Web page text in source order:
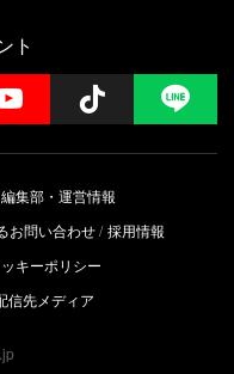
ト
YouTube Follow
編集部・運営情報
お問い合わせ 採用情報
キーポリシー
信先メディア